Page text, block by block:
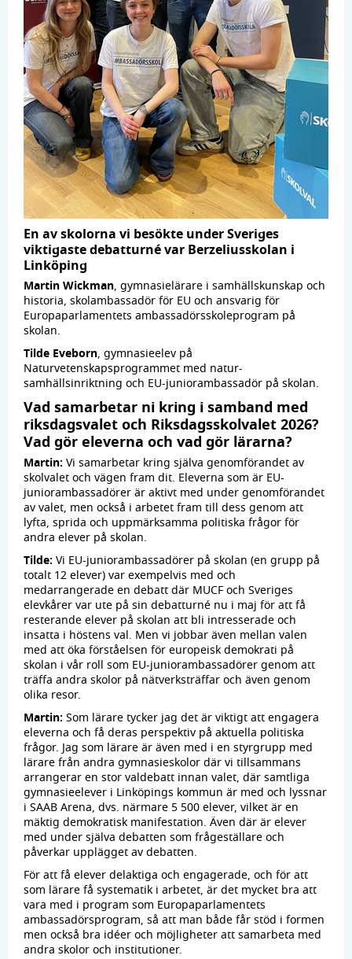
En av skolorna vi besökte under Sveriges
viktigaste debatturné var Berzeliusskolan i
Linköping
Martin Wickman, gymnasielärare i samhällskunskap och
historia, skolambassadör för EU och ansvarig för
Europaparlamentets ambassadörsskoleprogram på
skolan.
Tilde Eveborn, gymnasieelev på
Naturvetenskapsprogrammet med natur-
samhällsinriktning och EU-juniorambassadör på skolan.
Vad samarbetar ni kring i samband med
riksdagsvalet och Riksdagsskolvalet 2026?
Vad gör eleverna och vad gör lärarna?
Martin: Vi samarbetar kring själva genomförandet av
skolvalet och vägen fram dit. Eleverna som är EU-
juniorambassadörer är aktivt med under genomförandet
av valet, men också i arbetet fram till dess genom att
lyfta, sprida och uppmärksamma politiska frågor för
andra elever på skolan.
Tilde: Vi EU-juniorambassadörer på skolan (en grupp på
totalt 12 elever) var exempelvis med och
medarrangerade en debatt där MUCF och Sveriges
elevkårer var ute på sin debatturné nu i maj för att få
resterande elever på skolan att bli intresserade och
insatta i höstens val. Men vi jobbar även mellan valen
med att öka förståelsen för europeisk demokrati på
skolan i vår roll som EU-juniorambassadörer genom att
träffa andra skolor på nätverksträffar och även genom
olika resor.
Martin: Som lärare tycker jag det är viktigt att engagera
eleverna och få deras perspektiv på aktuella politiska
frågor. Jag som lärare är även med i en styrgrupp med
lärare från andra gymnasieskolor där vi tillsammans
arrangerar en stor valdebatt innan valet, där samtliga
gymnasieelever i Linköpings kommun är med och lyssnar
i SAAB Arena, dvs. närmare 5 500 elever, vilket är en
mäktig demokratisk manifestation. Även där är elever
med under själva debatten som frågeställare och
påverkar upplägget av debatten.
För att få elever delaktiga och engagerade, och för att
som lärare få systematik i arbetet, är det mycket bra att
vara med i program som Europaparlamentets
ambassadörsprogram, så att man både får stöd i formen
men också bra idéer och möjligheter att samarbeta med
andra skolor och institutioner.